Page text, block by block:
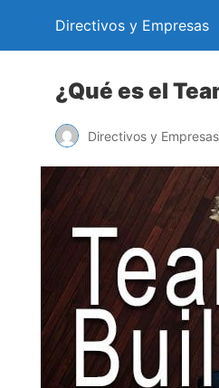
Directivos y Empresas
¿Qué es el
Directivos y Empresas